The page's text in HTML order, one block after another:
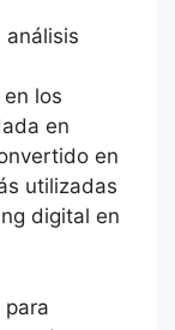
análisis
los
en
en
utilizadas
digital en
para